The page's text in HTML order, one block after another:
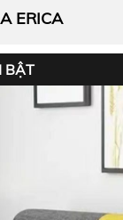
ERICA
BẬT